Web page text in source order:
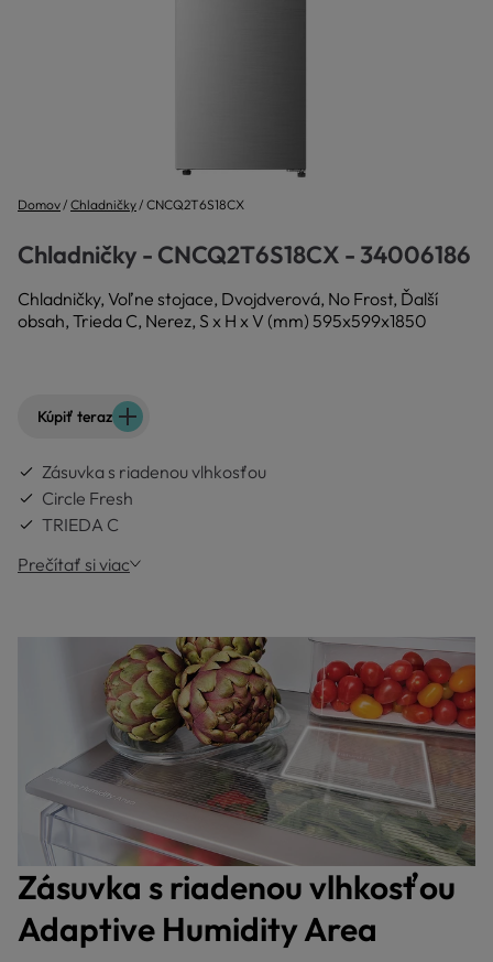
Domov Chladničky CNCQ2T6S18CX
Chladničky - CNCQ2T6S18CX - 34006186
Chladničky, Voľne stojace, Dvojdverová, No Frost, Ďalší
obsah, Trieda C, Nerez, S x H x V (mm) 595x599x1850
Kúpiť teraz
Zásuvka s riadenou vlhkosťou
Circle Fresh
TRIEDA C
Prečítať si viac
Zásuvka s riadenou vlhkosťou
Adaptive Humidity Area